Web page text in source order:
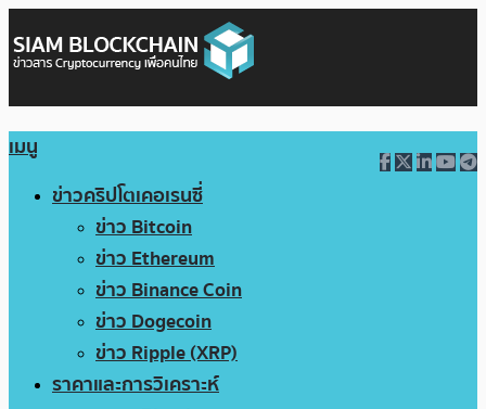
เมนู
ข่าวคริปโตเคอเรนซี่
ข่าว Bitcoin
ข่าว Ethereum
ข่าว Binance Coin
ข่าว Dogecoin
ข่าว Ripple (XRP)
ราคาและการวิเคราะห์